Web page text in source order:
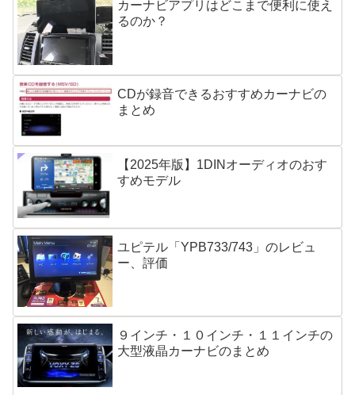
カーナビアプリはどこまで便利に使え
るのか？
CDが録音できるおすすめカーナビの
まとめ
【2025年版】1DINオーディオのおす
すめモデル
ユピテル「YPB733/743」のレビュ
ー、評価
９インチ・１０インチ・１１インチの
大型液晶カーナビのまとめ